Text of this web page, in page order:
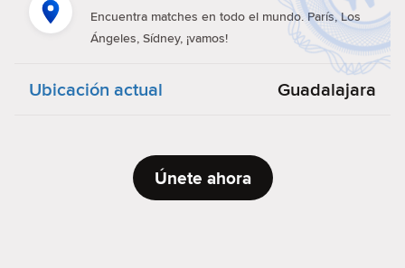
Encuentra matches en todo el mundo. París, Los
Ángeles, Sídney, ¡vamos!
Ubicación actual Guadalajara
Únete ahora